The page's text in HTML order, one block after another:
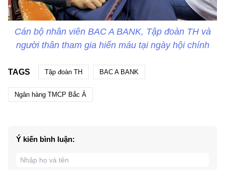
Cán bộ nhân viên BAC A BANK, Tập đoàn TH và
người thân tham gia hiến máu tại ngày hội chính
TAGS Tập đoàn TH BAC A BANK
Ngân hàng TMCP Bắc Á
Ý kiến bình luận: